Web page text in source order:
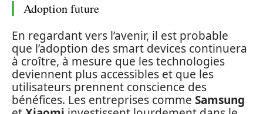
Adoption future
En regardant vers l’avenir, il est probable
que l’adoption des smart devices continuera
à croître, à mesure que les technologies
deviennent plus accessibles et que les
utilisateurs prennent conscience des
bénéfices. Les entreprises comme Samsung